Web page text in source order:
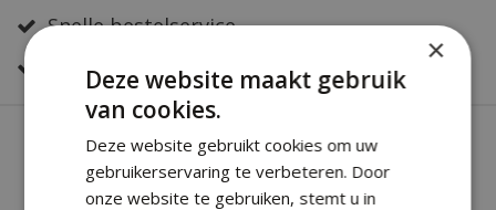
Snelle bestelservice
Veilig online betalen
SOORTGELIJKE PRODUCTEN
×
Deze website maakt gebruik
van cookies.
Deze website gebruikt cookies om uw
gebruikerservaring te verbeteren. Door
onze website te gebruiken, stemt u in